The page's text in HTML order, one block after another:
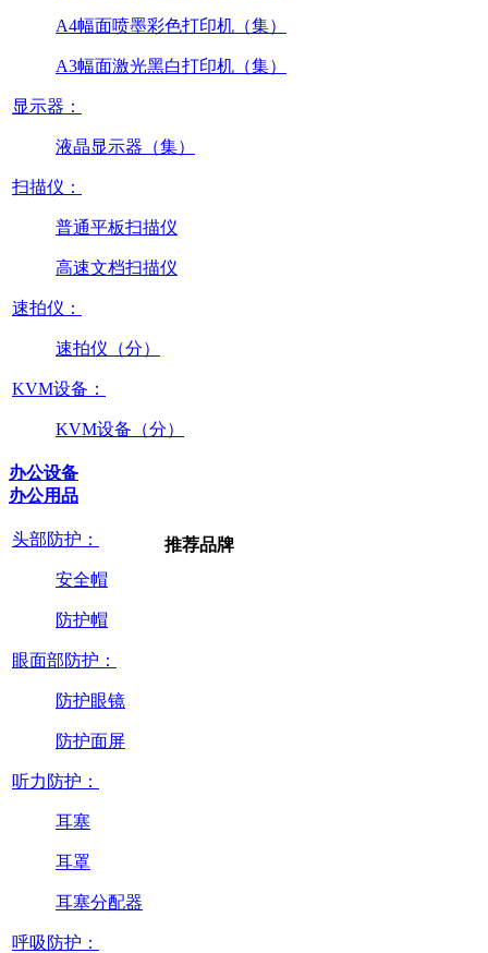
A4幅面喷墨彩色打印机（集）
A3幅面激光黑白打印机（集）
显示器：
液晶显示器（集）
扫描仪：
普通平板扫描仪
高速文档扫描仪
速拍仪：
速拍仪（分）
KVM设备：
KVM设备（分）
办公设备
办公用品
头部防护：
安全帽
防护帽
眼面部防护：
防护眼镜
防护面屏
听力防护：
耳塞
耳罩
耳塞分配器
呼吸防护：
推荐品牌